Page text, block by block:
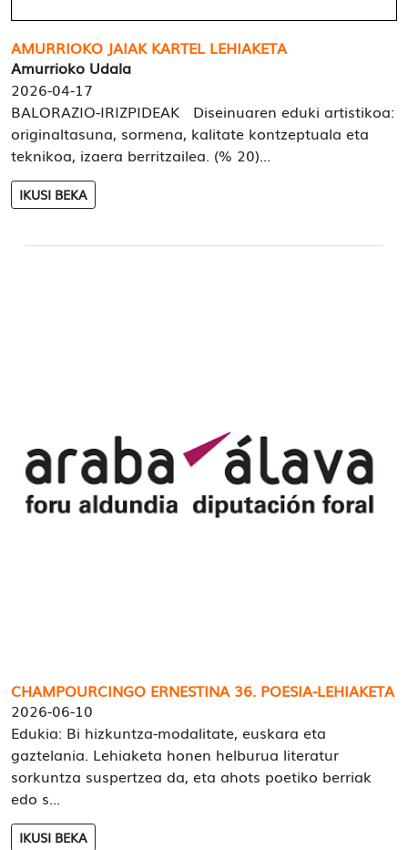
AMURRIOKO JAIAK KARTEL LEHIAKETA
Amurrioko Udala
2026-04-17
BALORAZIO-IRIZPIDEAK Diseinuaren eduki artistikoa:
originaltasuna, sormena, kalitate kontzeptuala eta
teknikoa, izaera berritzailea. (% 20)...
IKUSI BEKA
CHAMPOURCINGO ERNESTINA 36. POESIA-LEHIAKETA
2026-06-10
Edukia: Bi hizkuntza-modalitate, euskara eta
gaztelania. Lehiaketa honen helburua literatur
sorkuntza suspertzea da, eta ahots poetiko berriak
edo s...
IKUSI BEKA